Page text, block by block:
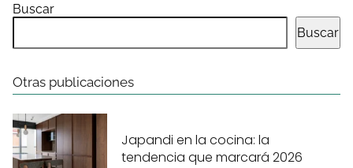
Buscar
Buscar
Otras publicaciones
Japandi en la cocina: la
tendencia que marcará 2026